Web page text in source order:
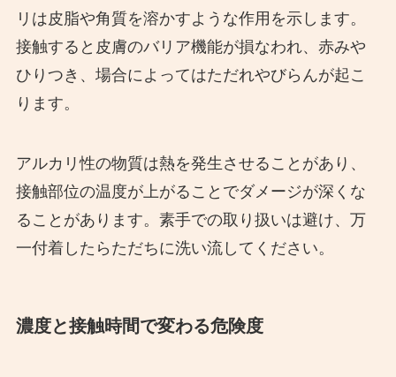
リは皮脂や角質を溶かすような作用を示します。
接触すると皮膚のバリア機能が損なわれ、赤みや
ひりつき、場合によってはただれやびらんが起こ
ります。
アルカリ性の物質は熱を発生させることがあり、
接触部位の温度が上がることでダメージが深くな
ることがあります。素手での取り扱いは避け、万
一付着したらただちに洗い流してください。
濃度と接触時間で変わる危険度